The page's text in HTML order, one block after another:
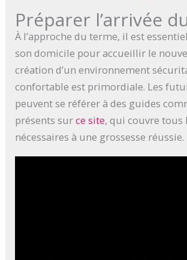
Préparer l’arrivée
À l’approche du terme, il est
son domicile pour accueillir le
création d’un environnement
confortable est primordiale. Les
peuvent se référer à des guides
présents surce site, qui couvre tous
nécessaires à une grossesse réussie.